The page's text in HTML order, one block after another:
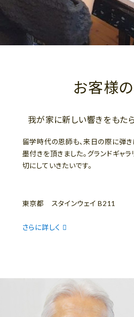
お客様
我が家に新しい響きをもたら
留学時代の恩師も、来日の際に弾き
墨付きを頂きました。グランドギャ
切にしていきたいです。
東京都 スタインウェイ B211
さらに詳しく